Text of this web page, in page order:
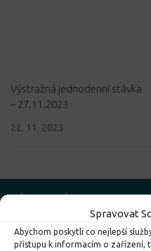
Spravovat
Abychom poskytli co nejlepší
přístupu k informacím o zařízení,
Výstražná jednodenní stávka
– 27.11.2023
22. 11. 2023
O ŠKOLE